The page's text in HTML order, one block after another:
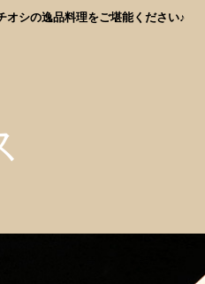
オシの逸品料理をご堪能ください♪